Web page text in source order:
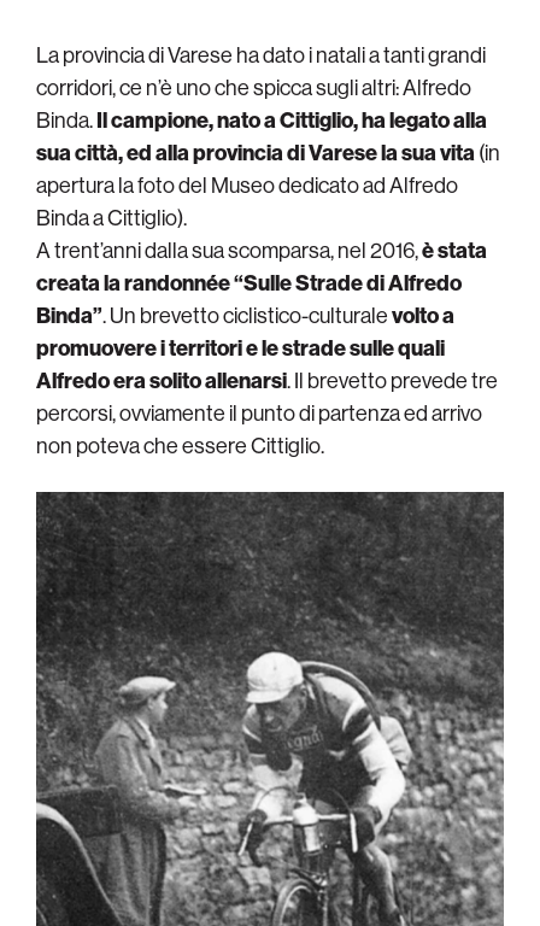
La provincia di Varese ha dato i natali a tanti grandi
corridori, ce n’è uno che spicca sugli altri: Alfredo
Binda.Il campione, nato a Cittiglio, ha legato alla
sua città, ed alla provincia di Varese la sua vita(in
apertura la foto del Museo dedicato ad Alfredo
Binda a Cittiglio).
A trent’anni dalla sua scomparsa, nel 2016,è stata
creata la randonnée “Sulle Strade di Alfredo
Binda”. Un brevetto ciclistico-culturalevolto a
promuovere i territori e le strade sulle quali
Alfredo era solito allenarsi. Il brevetto prevede tre
percorsi, ovviamente il punto di partenza ed arrivo
non poteva che essere Cittiglio.